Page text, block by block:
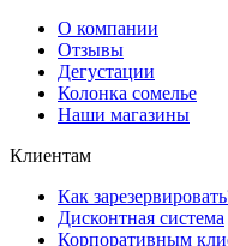
О компании
Отзывы
Дегустации
Колонка сомелье
Наши магазины
Клиентам
Как
Дисконтная система
Корпоративным